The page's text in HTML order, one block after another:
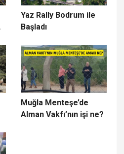
Yaz Rally Bodrum ile
Başladı
Muğla Menteşe’de
Alman Vakfı’nın işi ne?